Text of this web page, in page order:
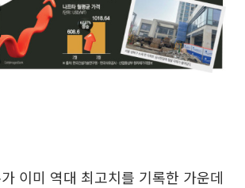
이미 역대 최고치를 기록한 가운데